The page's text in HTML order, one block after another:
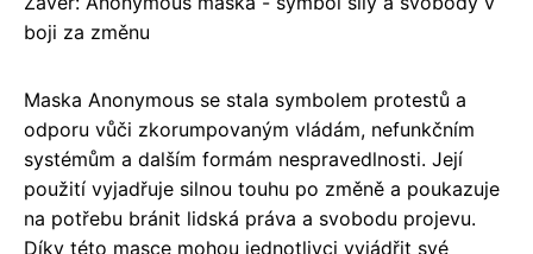
boji za změnu
Maska Anonymous se stala symbolem protestů a
odporu vůči zkorumpovaným vládám, nefunkčním
systémům a dalším formám nespravedlnosti. Její
použití vyjadřuje silnou touhu po změně a poukazuje
na potřebu bránit lidská práva a svobodu projevu.
Díky této masce mohou jednotlivci vyjádřit své